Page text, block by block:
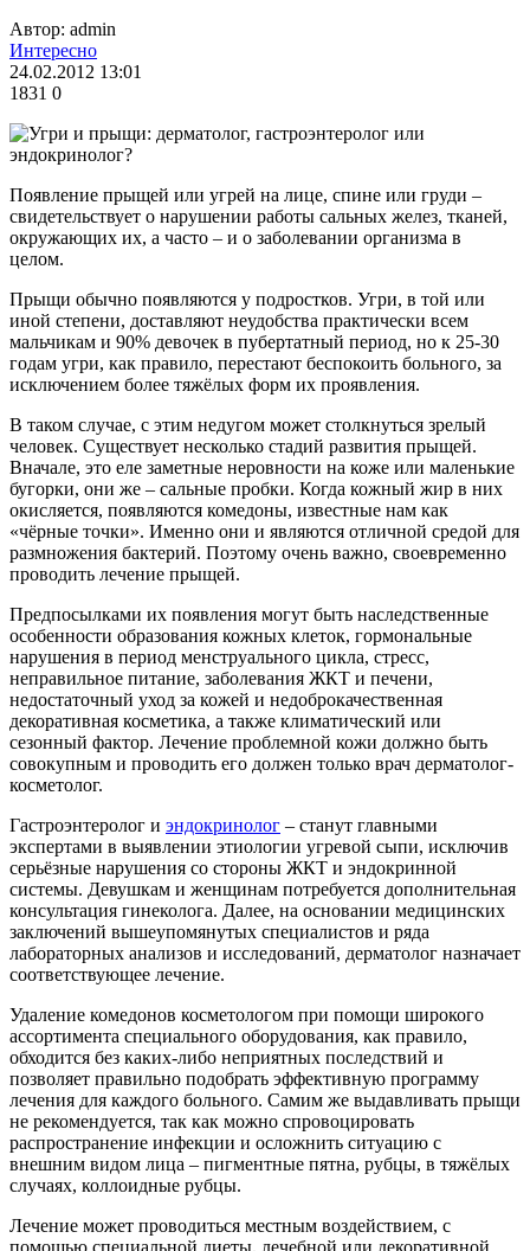
Автор: admin
Интересно
24.02.2012 13:01
1831 0
Появление прыщей или угрей на лице, спине или груди –
свидетельствует о нарушении работы сальных желез, тканей,
окружающих их, а часто – и о заболевании организма в
целом.
Прыщи обычно появляются у подростков. Угри, в той или
иной степени, доставляют неудобства практически всем
мальчикам и 90% девочек в пубертатный период, но к 25-30
годам угри, как правило, перестают беспокоить больного, за
исключением более тяжёлых форм их проявления.
В таком случае, с этим недугом может столкнуться зрелый
человек. Существует несколько стадий развития прыщей.
Вначале, это еле заметные неровности на коже или маленькие
бугорки, они же – сальные пробки. Когда кожный жир в них
окисляется, появляются комедоны, известные нам как
«чёрные точки». Именно они и являются отличной средой для
размножения бактерий. Поэтому очень важно, своевременно
проводить лечение прыщей.
Предпосылками их появления могут быть наследственные
особенности образования кожных клеток, гормональные
нарушения в период менструального цикла, стресс,
неправильное питание, заболевания ЖКТ и печени,
недостаточный уход за кожей и недоброкачественная
декоративная косметика, а также климатический или
сезонный фактор. Лечение проблемной кожи должно быть
совокупным и проводить его должен только врач дерматолог-
косметолог.
Гастроэнтеролог и эндокринолог – станут главными
экспертами в выявлении этиологии угревой сыпи, исключив
серьёзные нарушения со стороны ЖКТ и эндокринной
системы. Девушкам и женщинам потребуется дополнительная
консультация гинеколога. Далее, на основании медицинских
заключений вышеупомянутых специалистов и ряда
лабораторных анализов и исследований, дерматолог назначает
соответствующее лечение.
Удаление комедонов косметологом при помощи широкого
ассортимента специального оборудования, как правило,
обходится без каких-либо неприятных последствий и
позволяет правильно подобрать эффективную программу
лечения для каждого больного. Самим же выдавливать прыщи
не рекомендуется, так как можно спровоцировать
распространение инфекции и осложнить ситуацию с
внешним видом лица – пигментные пятна, рубцы, в тяжёлых
случаях, коллоидные рубцы.
Лечение может проводиться местным воздействием, с
помощью специальной диеты, лечебной или декоративной